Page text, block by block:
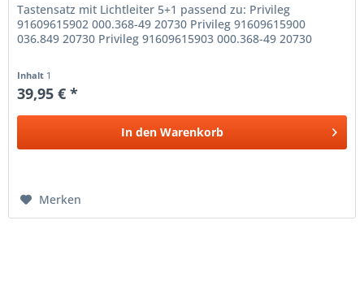
Tastensatz mit Lichtleiter 5+1 passend zu: Privileg
91609615902 000.368-49 20730 Privileg 91609615900
036.849 20730 Privileg 91609615903 000.368-49 20730
Inhalt 1
39,95 € *
In den Warenkorb
Merken